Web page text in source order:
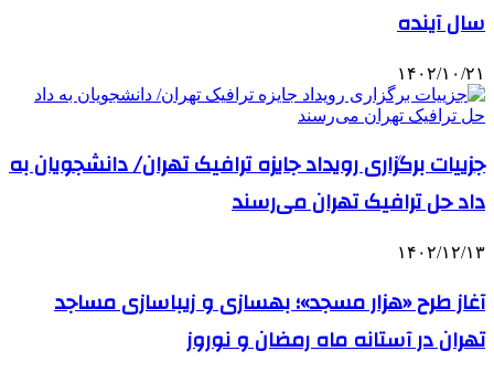
سال آینده
۱۴۰۲/۱۰/۲۱
جزییات برگزاری رویداد جایزه ترافیک تهران/ دانشجویان به
داد حل ترافیک تهران می‌رسند
۱۴۰۲/۱۲/۱۳
آغاز طرح «هزار مسجد»؛ بهسازی و زیباسازی مساجد
تهران در آستانه ماه رمضان و نوروز